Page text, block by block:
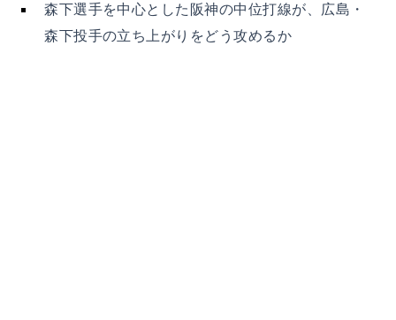
森下選手を中心とした阪神の中位打線が、広島・
森下投手の立ち上がりをどう攻めるか